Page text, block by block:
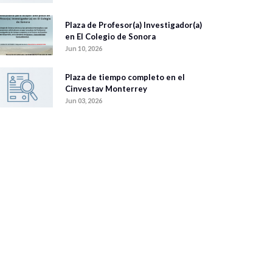
Plaza de Profesor(a) Investigador(a)
en El Colegio de Sonora
Jun 10, 2026
Plaza de tiempo completo en el
Cinvestav Monterrey
Jun 03, 2026